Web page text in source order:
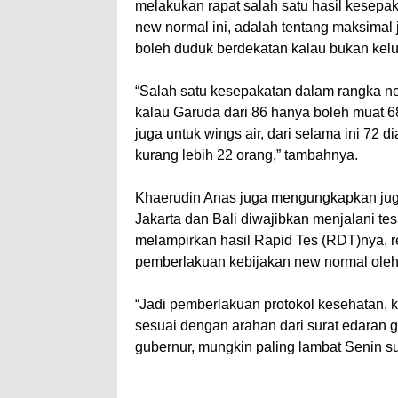
melakukan rapat salah satu hasil
new normal ini, adalah tentang
boleh duduk berdekatan kalau bukan
“Salah satu kesepakatan dalam rangka
kalau Garuda dari 86 hanya boleh muat
juga untuk wings air, dari selama ini 72
kurang lebih 22 orang,” tambahnya.
Khaerudin Anas juga mengungkapkan
Jakarta dan Bali diwajibkan menjalani
melampirkan hasil Rapid Tes (RDT)nya,
pemberlakuan kebijakan new normal
“Jadi pemberlakuan protokol
sesuai dengan arahan dari surat edaran
gubernur, mungkin paling lambat Senin